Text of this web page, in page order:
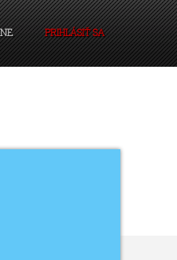
PRIHLÁSIŤ SA